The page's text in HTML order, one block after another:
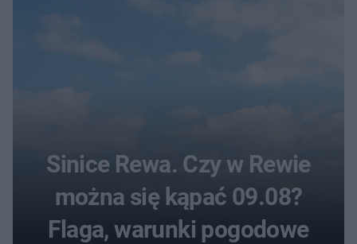
Sinice Rewa. Czy w Rewie
można się kąpać 09.08?
Flaga, warunki pogodowe